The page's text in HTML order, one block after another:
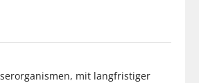
mit langfristiger